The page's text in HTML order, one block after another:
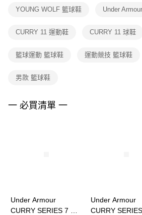
１．透過由恩沛科技股份有限公司提供之「
權轉讓予恩沛科技股份有限公司。
３．未成年的使用者請事先徵得法定代理人或
任。
請求用戶進行身份認證。
５．嚴禁一人註冊多個帳號或使用他人資訊註冊
YOUNG WOLF 籃球鞋 Under
CURRY 11 運動鞋 CURRY 11 球鞋
籃球運動 籃球鞋 運動競技 籃球鞋
男款 籃球鞋
一 必買清單 一
Under Armour
CURRY SERIES 7 男
Under Armour
CURRY SERIES